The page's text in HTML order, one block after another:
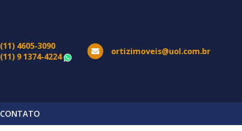
(11) 4605-3090
(11) 9 1374-4224
WhatsApp
ortizimoveis@uol.com.br
CONTATO